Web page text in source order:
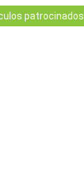
patrocinados